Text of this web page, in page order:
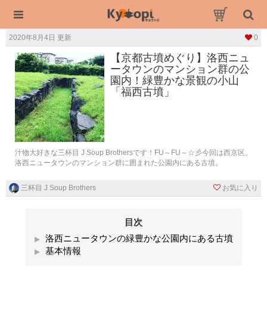
2020年8月4日 更新 0
【京都古墳めぐり】洛西ニュ
ータウンのマンション群の公
園内！緑豊かな景観の小山
「福西古墳」
汁物大好きな三杯目 J Soup Brothersです！FU～FU～☆彡今回は西京区、
洛西ニュータウンのマンション群に囲まれた公園内にある古墳。
三杯目 J Soup Brothers お気に入り
目次
洛西ニュータウンの緑豊かな公園内にある古墳
基本情報